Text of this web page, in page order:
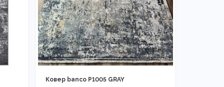
Ковер banco P1005 GRAY